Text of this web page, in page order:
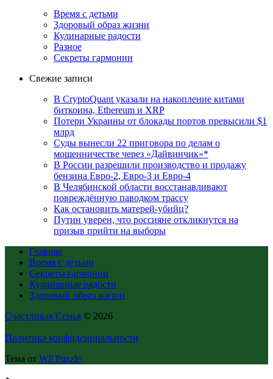
Время с детьми
Здоровый образ жизни
Кулинарные радости
Разное
Секреты гармонии
Свежие записи
В CryptoQuant указали на накопление китами
биткоина, Ethereum и XRP
Потери Украины от блокады портов превысили $1
млрд
Суды вынесли 22 приговора по делам о
мошенничестве через «Дайвинчик»*
В России разрешили производство и продажу
бензина Евро-2, Евро-3 и Евро-4
В Челябинской области восстанавливают
повреждённую паводком трассу
Как остановить матерей-убийц?
Путин уверен, что россияне откликнутся на
призыв прийти на выборы
Главная
Время с детьми
Секреты гармонии
Кулинарные радости
Здоровый образ жизни
Счастливая Семья © 2026
Политика конфиденциальности
Тема от WP Puzzle